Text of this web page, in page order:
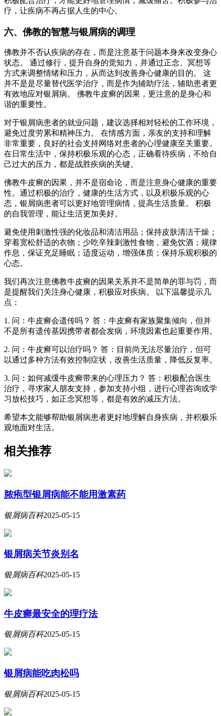
疗，让疾病不再占据人生的中心。
六、佛教的智慧与银屑病的调理
佛教并不否认疾病的存在，而是注意基于问题本身来改变身心
状态。 通过修行，提升自身的觉知力，并通过正念、冥想等
方式来调整情绪和压力，从而达到改善身心健康的目的。 这
并不是是尽量替代医学治疗，而是作为辅助疗法，辅助患者更
有效地应对银屑病。 佛教牛皮癣的因果，更注意的是身心和
谐的重要性。
对于银屑病患者的就业问题，建议选择相对轻松的工作环境，
避免过度劳累和精神压力。 在情感方面，亲友的支持和理解
非常重要，良好的社会支持网络对患者的心理健康至关重要。
在日常生活中，保持积极乐观的心态，正确看待疾病，不给自
己过大的压力，都是战胜疾病的关键。
佛教牛皮癣的因果，并不是宿命论，而是注意身心健康的重要
性。通过积极的治疗，健康的生活方式，以及积极乐观的心
态，银屑病患者可以更好地管理病情，提高生活质量。 积极
的自我管理，能让生活更加美好。
避免使用刺激性强的化妆品和清洁用品；保持皮肤清洁干燥；
穿着宽松舒适的衣物；少吃辛辣刺激性食物，避免饮酒；规律
作息，保证充足睡眠；适度运动，增强体质；保持乐观积极的
心态。
我们再次注意佛教牛皮癣的因果关系并不是简单的罪与罚，而
是提醒我们关注身心健康，积极应对疾病。 以下温馨提示几
点：
1. 问：牛皮癣会遗传吗？ 答：牛皮癣有家族聚集倾向，但并
不是所有遗传基因携带者都会发病，环境因素也起重要作用。
2. 问：牛皮癣可以治疗吗？ 答：目前尚无法尽量治疗，但可
以通过多种方法有效控制症状，改善生活质量，降低反复率。
3. 问：如何减缓牛皮癣带来的心理压力？ 答：积极配合医生
治疗，寻求家人朋友支持，参加支持小组，进行心理咨询或学
习放松技巧，如正念冥想等，都是有效的减压方法。
希望本文能够帮助银屑病患者更好地理解自身疾病，并积极乐
观地面对生活。
相关推荐
脓疱型银屑病能不能用激素药
银屑病百科2025-05-15
银屑病关节炎别名
银屑病百科2025-05-15
牛皮癣最安全的理疗法
银屑病百科2025-05-15
银屑病能吃肉松吗
银屑病百科2025-05-15